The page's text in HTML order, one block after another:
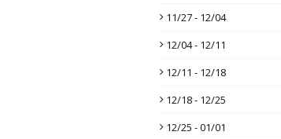
11/27 - 12/04
12/04 - 12/11
12/11 - 12/18
12/18 - 12/25
12/25 - 01/01